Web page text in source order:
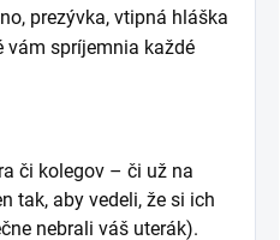
prezývka, vtipná hláška
vám spríjemnia každé
či kolegov – či už na
tak, aby vedeli, že si ich
nebrali váš uterák).